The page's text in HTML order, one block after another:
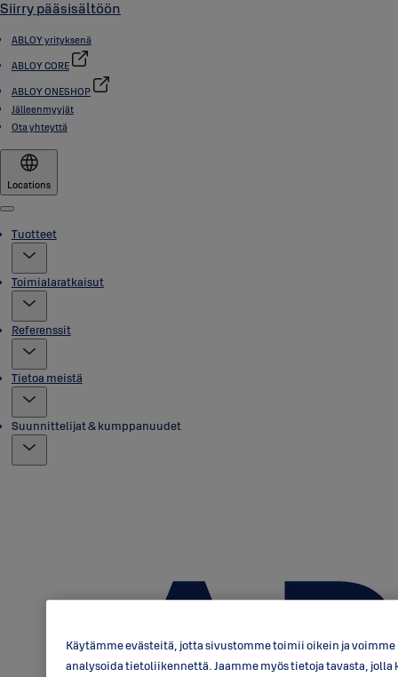
Siirry pääsisältöön
ABLOY yrityksenä
ABLOY CORE
ABLOY ONESHOP
Jälleenmyyjät
Ota yhteyttä
Locations
Menu
Tuotteet
Toimialaratkaisut
Referenssit
Tietoa meistä
Suunnittelijat & kumppanuudet
Käytämme evästeitä, jotta sivustomme toimii oikein ja
analysoida tietoliikennettä. Jaamme myös tietoja tavasta,